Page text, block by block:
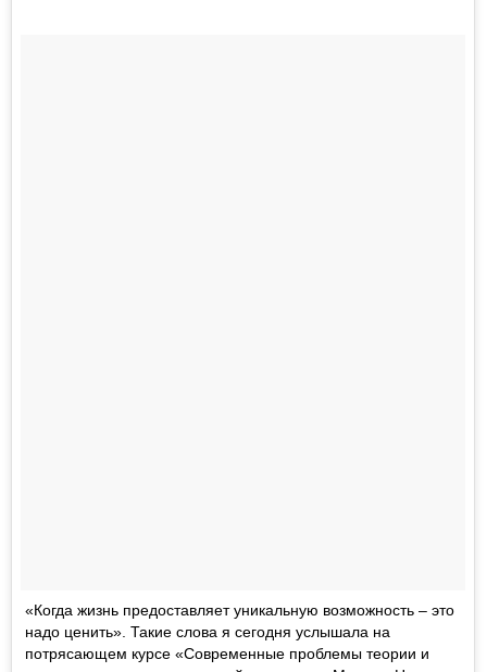
«Когда жизнь предоставляет уникальную возможность – это
надо ценить». Такие слова я сегодня услышала на
потрясающем курсе «Современные проблемы теории и